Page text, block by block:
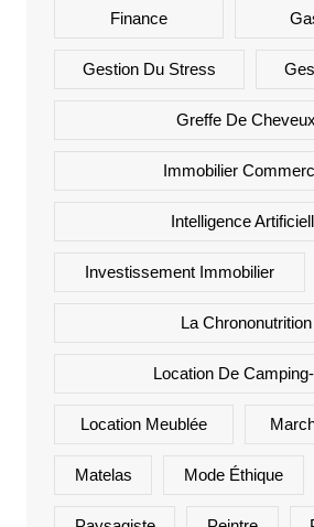
Finance
Gestion Du Stress
Greffe De Cheveux
Immobilier
Intelligence
Investissement Immobilier
La Chrononutrition
Location De
Location Meublée
Matelas Mode Éthique